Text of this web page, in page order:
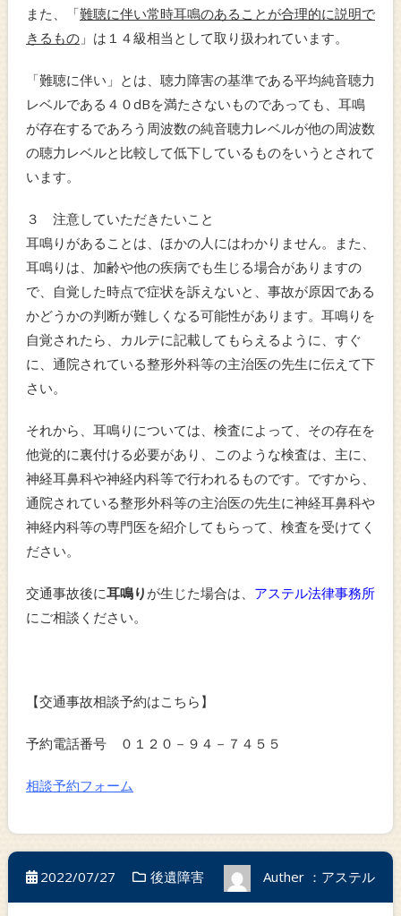
また、「難聴に伴い常時耳鳴のあることが合理的に説明で
きるもの」は１４級相当として取り扱われています。
「難聴に伴い」とは、聴力障害の基準である平均純音聴力
レベルである４０dBを満たさないものであっても、耳鳴
が存在するであろう周波数の純音聴力レベルが他の周波数
の聴力レベルと比較して低下しているものをいうとされて
います。
３ 注意していただきたいこと
耳鳴りがあることは、ほかの人にはわかりません。また、
耳鳴りは、加齢や他の疾病でも生じる場合がありますの
で、自覚した時点で症状を訴えないと、事故が原因である
かどうかの判断が難しくなる可能性があります。耳鳴りを
自覚されたら、カルテに記載してもらえるように、すぐ
に、通院されている整形外科等の主治医の先生に伝えて下
さい。
それから、耳鳴りについては、検査によって、その存在を
他覚的に裏付ける必要があり、このような検査は、主に、
神経耳鼻科や神経内科等で行われるものです。ですから、
通院されている整形外科等の主治医の先生に神経耳鼻科や
神経内科等の専門医を紹介してもらって、検査を受けてく
ださい。
交通事故後に耳鳴り が生じた場合は、 アステル法律事務所
にご相談ください。
【交通事故相談予約はこちら】
予約電話番号 ０１２０－９４－７４５５
相談予約フォーム
2022/07/27 後遺障害 Auther ：アステル